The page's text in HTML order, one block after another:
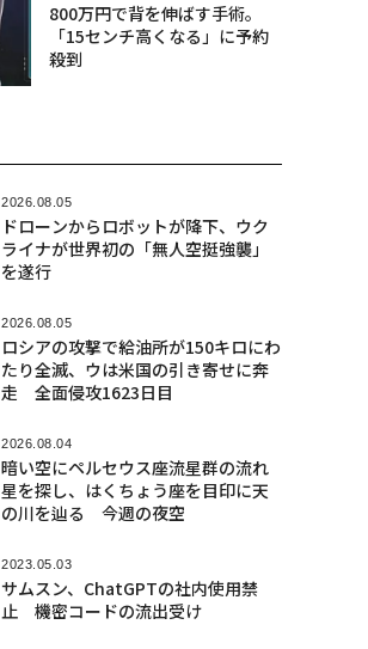
800万円で背を伸ばす手術。
「15センチ高くなる」に予約
殺到
2026.08.05
ドローンからロボットが降下、ウク
ライナが世界初の「無人空挺強襲」
を遂行
2026.08.05
ロシアの攻撃で給油所が150キロにわ
たり全滅、ウは米国の引き寄せに奔
走 全面侵攻1623日目
2026.08.04
暗い空にペルセウス座流星群の流れ
星を探し、はくちょう座を目印に天
の川を辿る 今週の夜空
2023.05.03
サムスン、ChatGPTの社内使用禁
止 機密コードの流出受け